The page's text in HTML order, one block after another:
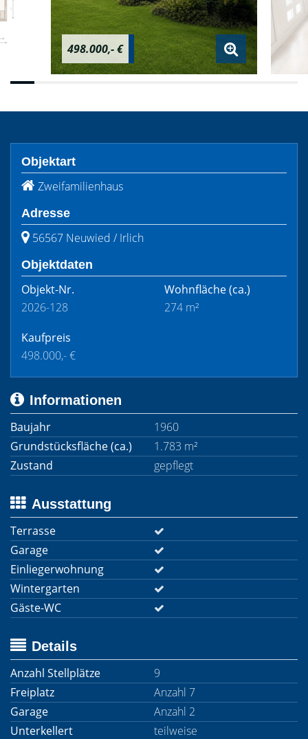
498.000,- €
Objektart
Zweifamilienhaus
Adresse
56567 Neuwied / Irlich
Objektdaten
Objekt-Nr.
2026-128
Wohnfläche(ca.)
274 m²
Kaufpreis
498.000,- €
Informationen
Baujahr
1960
Grundstücksfläche (ca.)
1.783 m²
Zustand
gepflegt
Ausstattung
Terrasse
Garage
Einliegerwohnung
Wintergarten
Gäste-WC
Details
Anzahl Stellplätze
9
Freiplatz
Anzahl 7
Garage
Anzahl 2
Unterkellert
teilweise